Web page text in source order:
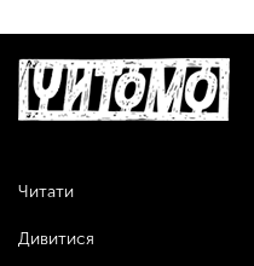
Читати
Дивитися